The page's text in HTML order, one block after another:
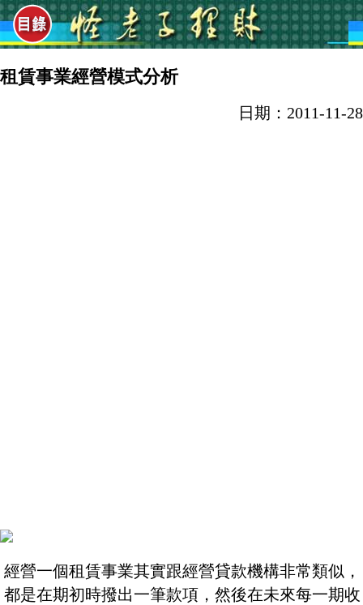
租賃事業經營模式分析
日期：2011-11-28
經營一個租賃事業其實跟經營貸款機構非常類似，
都是在期初時撥出一筆款項，然後在未來每一期收